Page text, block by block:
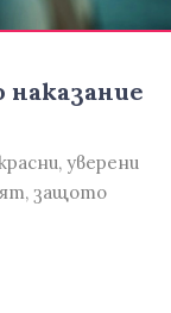
уверени
защото